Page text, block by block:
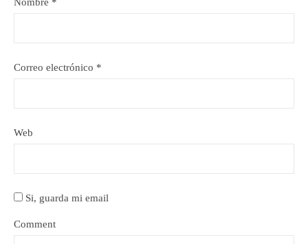
Nombre *
Correo electrónico *
Web
Si, guarda mi email
Comment